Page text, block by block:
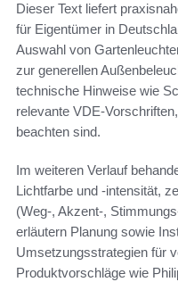
Dieser Text liefert
für Eigentümer in
Auswahl von
zur generellen
technische Hinweise wie
relevante VDE-
beachten sind.
Im weiteren Verlauf
Lichtfarbe und -intensität,
(Weg-, Akzent-,
erläutern Planung sowie
Umsetzungsstrategien für
Produktvorschläge wie